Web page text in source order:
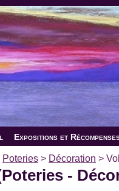
Expositions et
Poteries > Décoration >
-